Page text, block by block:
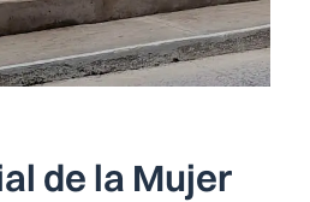
de la Mujer